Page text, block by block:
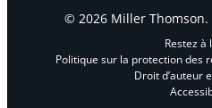
© 2026 Miller Thomson.
Restez à
Politique sur la protection des
Droit d’auteur